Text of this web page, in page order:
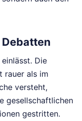
Die
rauer als im
versteht,
gesellschaftlichen
gestritten.